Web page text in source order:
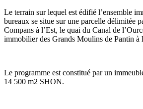
Le terrain sur lequel est édifié l’ensemble
bureaux se situe sur une parcelle délimitée
Compans à l’Est, le quai du Canal de
immobilier des Grands Moulins de Pantin à
Le programme est constitué par un
14 500 m2 SHON.